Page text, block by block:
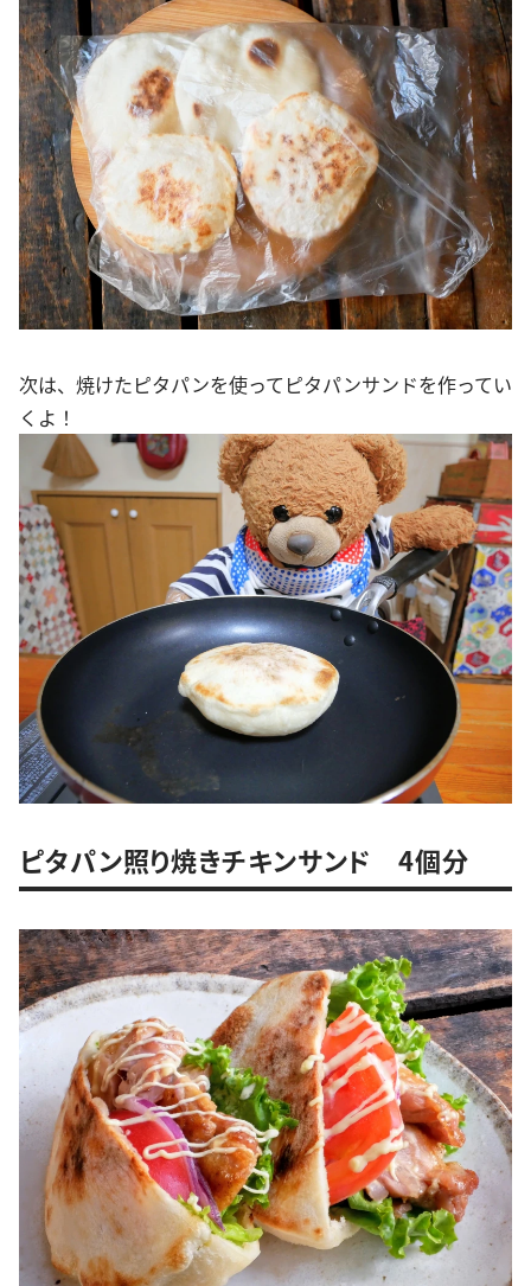
次は、焼けたピタパンを使ってピタパンサンドを作ってい
くよ！
ピタパン照り焼きチキンサンド 4個分